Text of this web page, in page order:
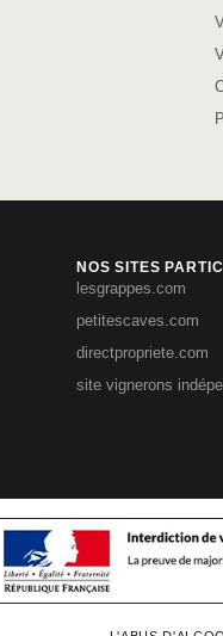
NOS SITES
lesgrappes.com
petitescaves.com
directpropriete.com
site vignerons